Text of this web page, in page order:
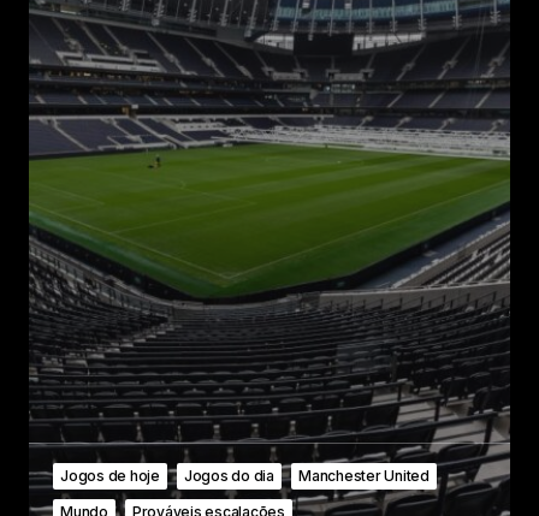
Jogos de hoje Jogos do dia
Manchester United
Mundo
Prováveis escalações